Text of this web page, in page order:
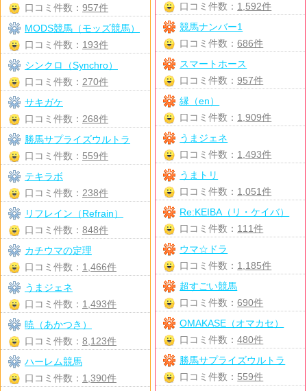
口コミ件数： 1,592件
競馬ナンバー1
口コミ件数：686件
スマートホース
口コミ件数：957件
縁（en）
口コミ件数： 1,909件
うまジェネ
口コミ件数： 1,493件
うまトリ
口コミ件数： 1,051件
Re:KEIBA（リ・ケイバ）
口コミ件数： 111件
ウマ☆ドラ
口コミ件数： 1,185件
超すごい競馬
口コミ件数：690件
OMAKASE（オマカセ）
口コミ件数：480件
勝馬サプライズウルトラ
口コミ件数： 559件
口コミ件数： 957件
MODS競馬（モッズ競馬）
口コミ件数： 193件
シンクロ（Synchro）
口コミ件数： 270件
サキガケ
口コミ件数： 268件
勝馬サプライズウルトラ
口コミ件数： 559件
テキラボ
口コミ件数： 238件
リフレイン（Refrain）
口コミ件数： 848件
カチウマの定理
口コミ件数： 1,466件
うまジェネ
口コミ件数： 1,493件
暁（あかつき）
口コミ件数： 8,123件
ハーレム競馬
口コミ件数： 1,390件